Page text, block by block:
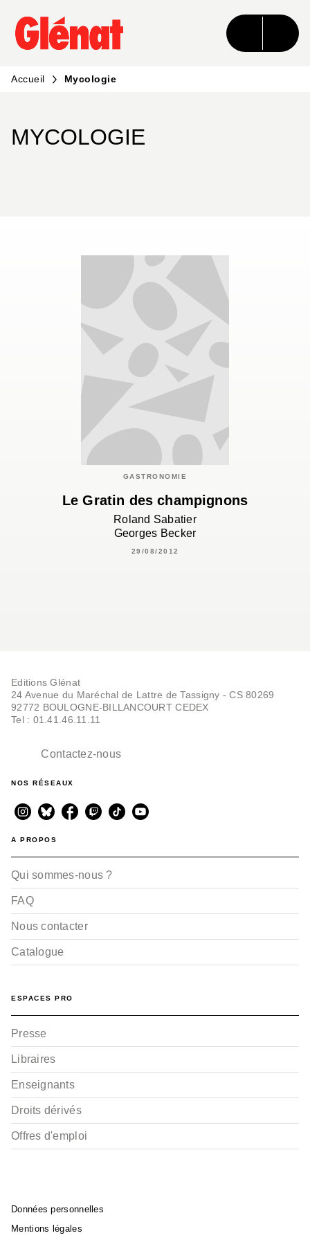
MENU RECHERCHE CONTENU
PIED DE PAGE
Accueil Mycologie
MYCOLOGIE
GASTRONOMIE
Le Gratin des champignons
Roland Sabatier
Georges Becker
29/08/2012
Editions Glénat
24 Avenue du Maréchal de Lattre de Tassigny - CS 80269
92772 BOULOGNE-BILLANCOURT CEDEX
Tel : 01.41.46.11.11
Contactez-nous
NOS RÉSEAUX
A PROPOS
Qui sommes-nous ?
FAQ
Nous contacter
Catalogue
ESPACES PRO
Presse
Libraires
Enseignants
Droits dérivés
Offres d'emploi
Données personnelles
Mentions légales